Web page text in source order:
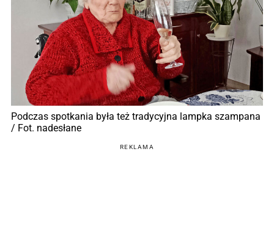
Podczas spotkania była też tradycyjna lampka szampana
/ Fot. nadesłane
REKLAMA